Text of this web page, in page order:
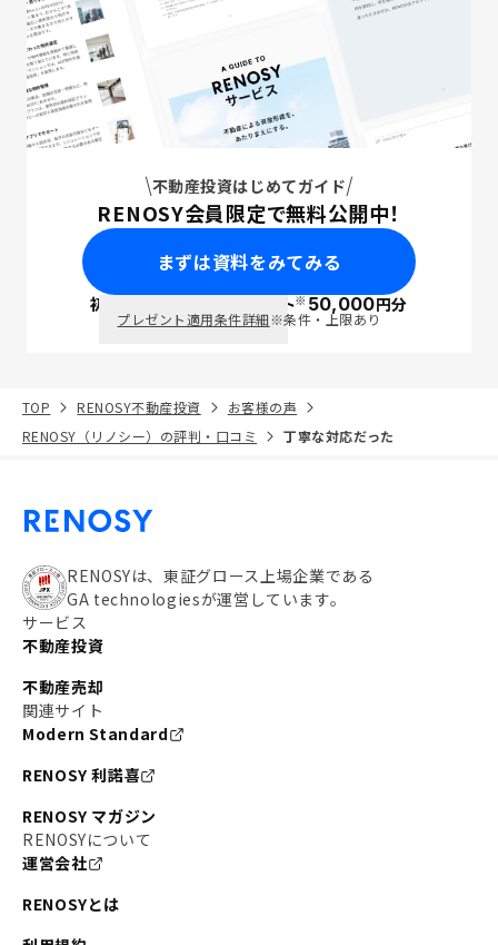
不動産投資はじめてガイド
RENOSY会員限定で無料公開中！
まずは資料をみてみる
初回面談で ポイント※50,000円分
プレゼント適用条件詳細※条件・上限あり
TOP RENOSY不動産投資
お客様の声
RENOSY（リノシー）の評判・口コミ
丁寧な対応だった
RENOSYは、東証グロース上場企業である
GA technologiesが運営しています。
サービス
不動産投資
不動産売却
関連サイト
Modern Standard
RENOSY 利諾喜
RENOSY マガジン
RENOSYについて
運営会社
RENOSYとは